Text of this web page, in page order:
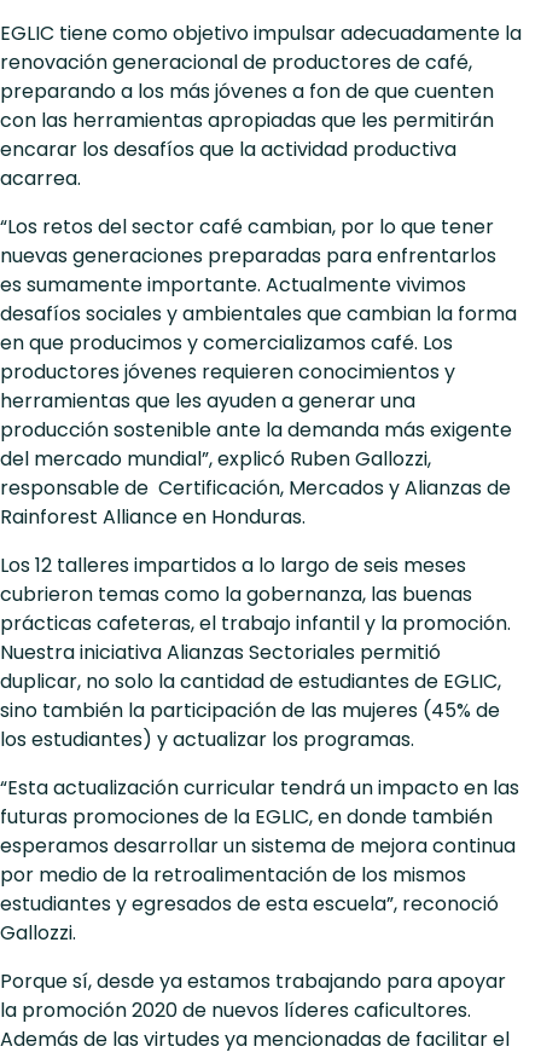
EGLIC tiene como objetivo impulsar adecuadamente la
renovación generacional de productores de café,
preparando a los más jóvenes a fon de que cuenten
con las herramientas apropiadas que les permitirán
encarar los desafíos que la actividad productiva
acarrea.
“Los retos del sector café cambian, por lo que tener
nuevas generaciones preparadas para enfrentarlos
es sumamente importante. Actualmente vivimos
desafíos sociales y ambientales que cambian la forma
en que producimos y comercializamos café. Los
productores jóvenes requieren conocimientos y
herramientas que les ayuden a generar una
producción sostenible ante la demanda más exigente
del mercado mundial”, explicó Ruben Gallozzi,
responsable de Certificación, Mercados y Alianzas de
Rainforest Alliance en Honduras.
Los 12 talleres impartidos a lo largo de seis meses
cubrieron temas como la gobernanza, las buenas
prácticas cafeteras, el trabajo infantil y la promoción.
Nuestra iniciativa Alianzas Sectoriales permitió
duplicar, no solo la cantidad de estudiantes de EGLIC,
sino también la participación de las mujeres (45% de
los estudiantes) y actualizar los programas.
“Esta actualización curricular tendrá un impacto en las
futuras promociones de la EGLIC, en donde también
esperamos desarrollar un sistema de mejora continua
por medio de la retroalimentación de los mismos
estudiantes y egresados de esta escuela”, reconoció
Gallozzi.
Porque sí, desde ya estamos trabajando para apoyar
la promoción 2020 de nuevos líderes caficultores.
Además de las virtudes ya mencionadas de facilitar el